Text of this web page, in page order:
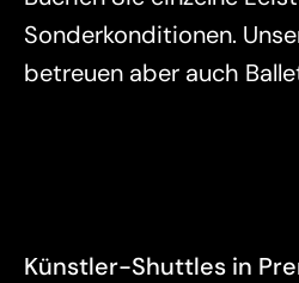
Sonderkonditionen.
betreuen aber auch
Künstler-Shuttles in